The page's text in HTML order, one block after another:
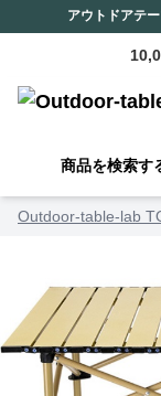
アウトドアテ
商品を検索す
Outdoor-table-lab